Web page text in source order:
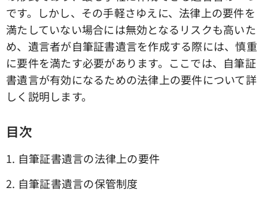
です。しかし、その手軽さゆえに、法律上の要件を
満たしていない場合には無効となるリスクも高いた
め、遺言者が自筆証書遺言を作成する際には、慎重
に要件を満たす必要があります。ここでは、自筆証
書遺言が有効になるための法律上の要件について詳
しく説明します。
目次
1. 自筆証書遺言の法律上の要件
2. 自筆証書遺言の保管制度